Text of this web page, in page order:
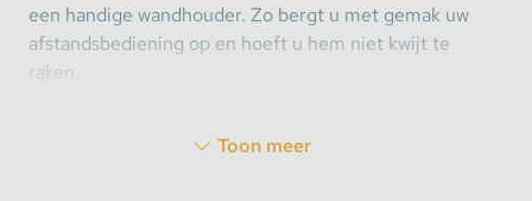
een handige wandhouder. Zo bergt u met gemak uw
afstandsbediening op en hoeft u hem niet kwijt te
raken.
F2 Afstandsbediening
Toon meer